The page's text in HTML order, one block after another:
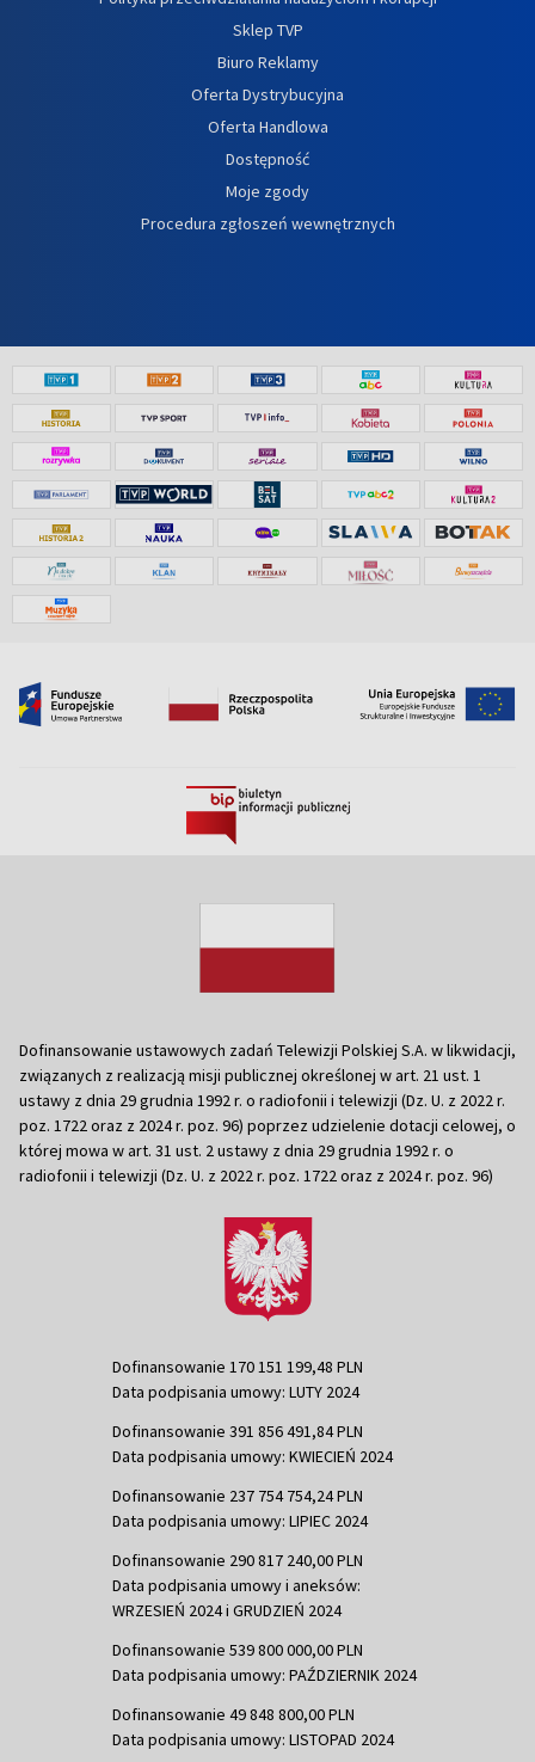
Sklep TVP
Biuro Reklamy
Oferta Dystrybucyjna
Oferta Handlowa
Dostępność
Moje zgody
Procedura zgłoszeń wewnętrznych
Dofinansowanie ustawowych zadań Telewizji Polskiej S.A. w likwidacji,
związanych z realizacją misji publicznej określonej w art. 21 ust. 1
ustawy z dnia 29 grudnia 1992 r. o radiofonii i telewizji (Dz. U. z 2022 r.
poz. 1722 oraz z 2024 r. poz. 96) poprzez udzielenie dotacji celowej, o
której mowa w art. 31 ust. 2 ustawy z dnia 29 grudnia 1992 r. o
radiofonii i telewizji (Dz. U. z 2022 r. poz. 1722 oraz z 2024 r. poz. 96)
Dofinansowanie 170 151 199,48 PLN
Data podpisania umowy: LUTY 2024
Dofinansowanie 391 856 491,84 PLN
Data podpisania umowy: KWIECIEŃ 2024
Dofinansowanie 237 754 754,24 PLN
Data podpisania umowy: LIPIEC 2024
Dofinansowanie 290 817 240,00 PLN
Data podpisania umowy i aneksów:
WRZESIEŃ 2024 i GRUDZIEŃ 2024
Dofinansowanie 539 800 000,00 PLN
Data podpisania umowy: PAŹDZIERNIK 2024
Dofinansowanie 49 848 800,00 PLN
Data podpisania umowy: LISTOPAD 2024